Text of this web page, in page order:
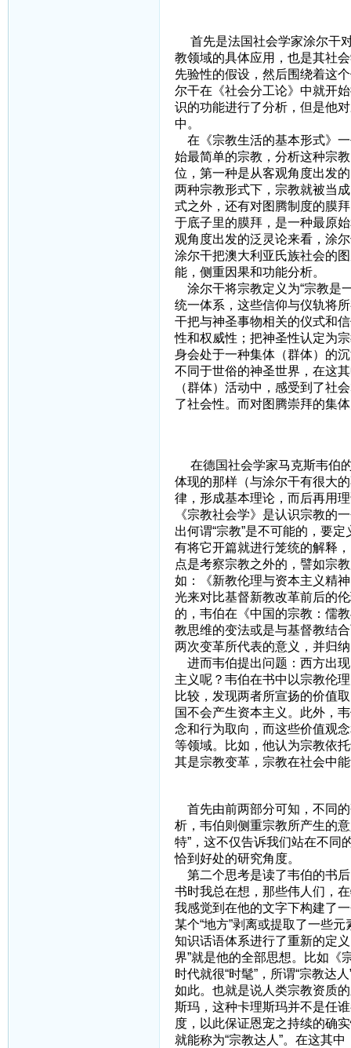
首先是法国社会学家涂尔干
教领域的具体应用，也是其社
先验性的假设，然后围绕着这
尔干在《社会分工论》中就开
识的功能进行了分析，但是他
中。
在《宗教生活的基本形式》一
始最简单的宗教，分析这种宗
位，第一种是从客观角度出发
两种宗教形式下，宗教就被当
式之外，还有对图腾制度的膜
于底子里的膜拜，是一种最原
观角度出发的泛灵论来看，涂
涂尔干把澳大利亚氏族社会的
能，侧重因果和功能分析。
涂尔干将宗教定义为“宗教是
统一体系，这些信仰与仪轨将
干把与神圣事物相关的仪式和
性和权威性；把神圣性认定为
身会处于一种集体（群体）的
不同于世俗的神圣世界，在这
（群体）活动中，感受到了社
了社会性。而对图腾崇拜的集
在德国社会学家马克斯韦伯
体现的那样（与涂尔干有很大
律，形成基本理论，而后再用
《宗教社会学》是认识宗教的
出何谓“宗教”是不可能的，要
有将它开篇就进行笼统的解释
点是考察宗教之外的，譬如宗
如：《新教伦理与资本主义精
光来对比基督新教改革前后的
的，韦伯在《中国的宗教：儒
教思维的变法或是与基督教结
两次变革所代表的意义，并归
进而韦伯提出问题：西方出
主义呢？韦伯在书中以宗教伦
比较，发现两者所宣扬的价值
国不会产生资本主义。此外，
念和行为取向，而这些价值观
等领域。比如，他认为宗教依
其是宗教变革，宗教在社会中
首先由前两部分可知，不同
析，韦伯则侧重宗教所产生的
特”，这不仅告诉我们站在不同
恰到好处的研究角度。
第二个思考是读了韦伯的书
书时我总在想，那些伟人们，
我感觉到在他的文字下构建了
某个“地方”剥离或提取了一些
知识话语体系进行了重新的定
界”就是他的全部思想。比如《
时代就很“时髦”，所谓“宗教达
如此。也就是说人类宗教资质
斯玛，这种卡理斯玛并不是任
度，以此保证恩宠之持续的确
就能称为“宗教达人”。在这其